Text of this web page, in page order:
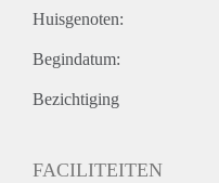
Huisgenoten:
Begindatum:
Bezichtiging
FACILITEITEN